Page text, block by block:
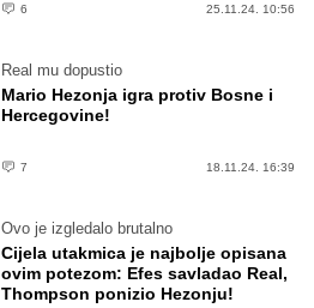
6 25.11.24. 10:56
Real mu dopustio
Mario Hezonja igra protiv Bosne i
Hercegovine!
7 18.11.24. 16:39
Ovo je izgledalo brutalno
Cijela utakmica je najbolje opisana
ovim potezom: Efes savladao Real,
Thompson ponizio Hezonju!